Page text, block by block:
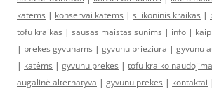
katems | konservai katems | silikoninis kraikas |
tofu kraikas | sausas maistas sunims | info |
| prekes gyvunams | gyvunu prieziura | gyvunu
| katėms | gyvunu prekes | tofu kraiko
augalinė alternatyva | gyvunu prekes | kontaktai